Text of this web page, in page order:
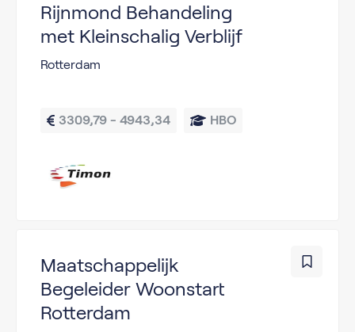
Rijnmond Behandeling
met Kleinschalig Verblijf
Rotterdam
3309,79 - 4943,34 HBO
Maatschappelijk
Begeleider Woonstart
Rotterdam